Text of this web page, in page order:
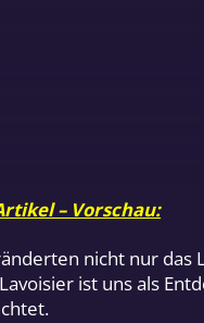
– Vorschau:
nicht nur das
ist uns als